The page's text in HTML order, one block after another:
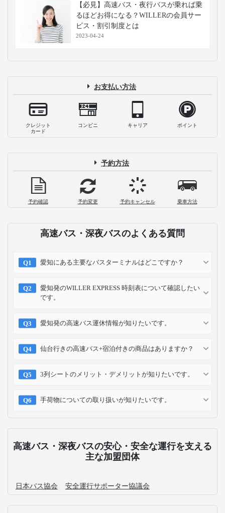
【必見】高速バス・夜行バスが乗れば乗
るほどお得になる？WILLERの会員サー
ビス・割引制度とは
2023-04-24
お支払い方法
クレジット
カード
コンビニ キャリア ポイント
予約方法
予約確認 予約変更 予約キャンセル 乗車方法
高速バス・深夜バスのよくある質問
愛知にある主要なバスターミナルはどこですか？
愛知発のWILLER EXPRESS 時刻表について確認したい
です。
愛知発の高速バス運休情報が知りたいです。
仙台行きの高速バス+宿泊付きの商品はありますか？
3列シートのメリット・デメリットが知りたいです。
手荷物についての取り扱いが知りたいです。
高速バス・深夜バスの安心・安全な運行を支える
主な加盟団体
日本バス協会 安全運行サポーター協議会